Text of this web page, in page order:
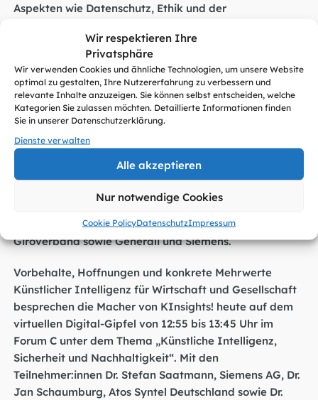
Wir respektieren Ihre
Privatsphäre
Wir verwenden Cookies und ähnliche Technologien, um unsere Website
optimal zu gestalten, Ihre Nutzererfahrung zu verbessern und
relevante Inhalte anzuzeigen. Sie können selbst entscheiden, welche
Kategorien Sie zulassen möchten. Detaillierte Informationen finden
Sie in unserer Datenschutzerklärung.
Dienste verwalten
Alle akzeptieren
Nur notwendige Cookies
Cookie PolicyDatenschutzImpressum
Aspekten wie Datenschutz, Ethik und der
KInsights! ab sofort auch auf Englisch, Französisch
und Spanisch
Das heute vorgestellte Update von KInsights steht ab
sofort auch in englischer, französischer und spanischer
Übersetzung zur Verfügung. Die mittels Deep Learning
erstellten Sprachversionen machen damit KInsights!
selbst zu einem Anwendungsszenario für Künstliche
Intelligenz. Ermöglicht wurde die Weiterentwicklung
2020 durch zahlreiche Partner des Digital-Gipfels,
darunter Atos, Avira, Deutscher Sparkassen- und
Giroverband sowie Generali und Siemens.
Vorbehalte, Hoffnungen und konkrete Mehrwerte
Künstlicher Intelligenz für Wirtschaft und Gesellschaft
besprechen die Macher von KInsights! heute auf dem
virtuellen Digital-Gipfel von 12:55 bis 13:45 Uhr im
Forum C unter dem Thema „Künstliche Intelligenz,
Sicherheit und Nachhaltigkeit“. Mit den
Teilnehmer:innen Dr. Stefan Saatmann, Siemens AG, Dr.
Jan Schaumburg, Atos Syntel Deutschland sowie Dr.